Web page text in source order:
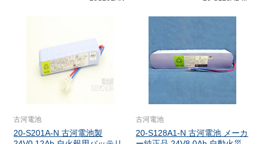
古河電池
20-S201A-N 古河電池製
古河電池
20-S128A1-N 古河電池 メーカ